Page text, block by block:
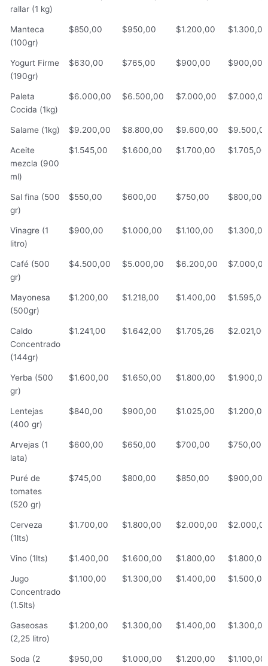
rallar (1 kg)
Manteca
(100gr)
$850,00 $950,00 $1.200,00 $1.300,00
Yogurt Firme
(190gr)
$630,00 $765,00 $900,00 $900,00
Paleta
Cocida (1kg)
$6.000,00 $6.500,00 $7.000,00 $7.000,00
Salame (1kg) $9.200,00 $8.800,00 $9.600,00
Aceite
mezcla (900
ml)
$1.545,00 $1.600,00 $1.700,00 $1.705,00
Sal fina (500
gr)
$550,00 $600,00 $750,00 $800,00
Vinagre (1
litro)
$900,00 $1.000,00 $1.100,00 $1.300,00
Café (500
gr)
$4.500,00 $5.000,00 $6.200,00 $7.000,00
Mayonesa
(500gr)
$1.200,00 $1.218,00 $1.400,00 $1.595,00
Caldo
Concentrado
(144gr)
$1.241,00 $1.642,00 $1.705,26 $2.021,00
Yerba (500
gr)
$1.600,00 $1.650,00 $1.800,00 $1.900,00
Lentejas
(400 gr)
$840,00 $900,00 $1.025,00 $1.200,00
Arvejas (1
lata)
$600,00 $650,00 $700,00 $750,00
Puré de
tomates
(520 gr)
$745,00 $800,00 $850,00 $900,00
Cerveza
(1lts)
$1.700,00 $1.800,00 $2.000,00
Vino (1lts) $1.400,00 $1.600,00 $1.800,00 $1.800,00
Jugo
Concentrado
(1.5lts)
$1.100,00 $1.300,00 $1.400,00 $1.500,00
Gaseosas
(2,25 litro)
$1.200,00 $1.300,00 $1.400,00 $1.300,00
Soda (2
$950,00 $1.000,00 $1.200,00 $1.100,00